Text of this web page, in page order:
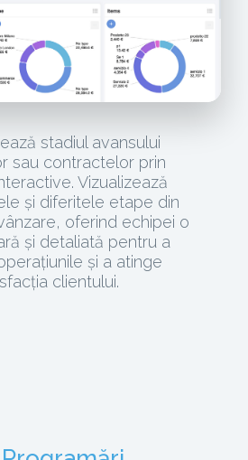
stadiul avansului
sau contractelor prin
Vizualizează
și diferitele etape din
oferind echipei o
și detaliată pentru a
și a atinge
clientului.